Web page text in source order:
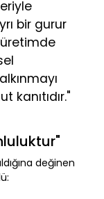
bir gurur
üretimde
kanıtıdır."
değinen